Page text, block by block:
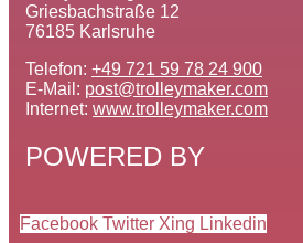
Griesbachstraße 12
76185 Karlsruhe
Telefon: +49 721 59 78 24 900
E-Mail: post@trolleymaker.com
Internet: www.trolleymaker.com
POWERED BY
Facebook Twitter Xing Linkedin